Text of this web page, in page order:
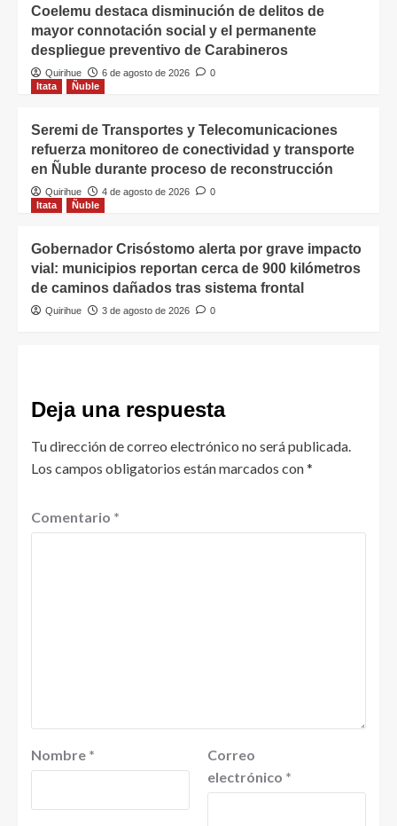
Coelemu destaca disminución de delitos de
mayor connotación social y el permanente
despliegue preventivo de Carabineros
Quirihue 6 de agosto de 2026
0
Itata
Ñuble
Seremi de Transportes y Telecomunicaciones
refuerza monitoreo de conectividad y transporte
en Ñuble durante proceso de reconstrucción
Quirihue 4 de agosto de 2026
0
Itata
Ñuble
Gobernador Crisóstomo alerta por grave impacto
vial: municipios reportan cerca de 900 kilómetros
de caminos dañados tras sistema frontal
Quirihue 3 de agosto de 2026 0
Deja una respuesta
Tu dirección de correo electrónico no será publicada.
Los campos obligatorios están marcados con*
Comentario *
Nombre *
Correo
electrónico *